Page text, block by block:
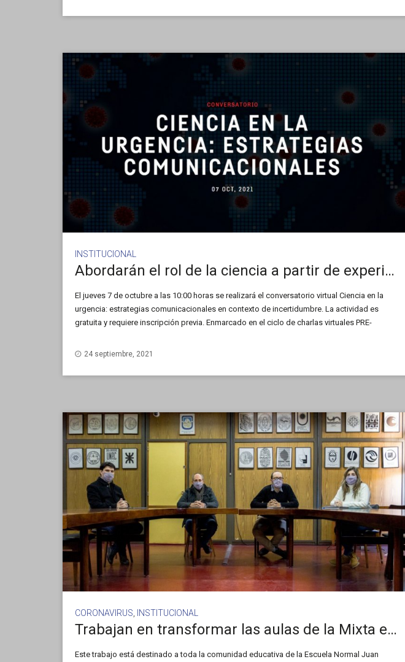
INSTITUCIONAL
Abordarán el rol de la ciencia a partir de experiencias de comunicación del COVID-19
El jueves 7 de octubre a las 10:00 horas se realizará el conversatorio virtual Ciencia en la
urgencia: estrategias comunicacionales en contexto de incertidumbre. La actividad es
gratuita y requiere inscripción previa. Enmarcado en el ciclo de charlas virtuales PRE-
24 septiembre, 2021
CORONAVIRUS INSTITUCIONAL
Trabajan en transformar las aulas de la Mixta en espacios híbridos
Este trabajo está destinado a toda la comunidad educativa de la Escuela Normal Juan